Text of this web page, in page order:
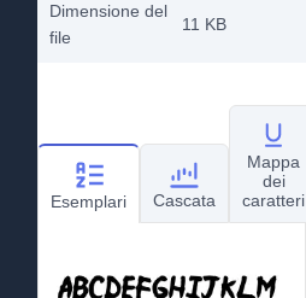
Dimensione del
file
11 KB
Esemplari Cascata
Mappa
dei
caratteri